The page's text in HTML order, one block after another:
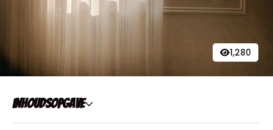
1,280
Inhoudsopgave